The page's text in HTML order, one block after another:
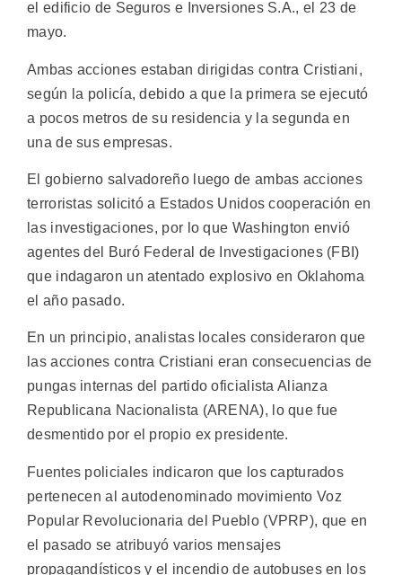
el edificio de Seguros e Inversiones S.A., el 23 de
mayo.
Ambas acciones estaban dirigidas contra Cristiani,
según la policía, debido a que la primera se ejecutó
a pocos metros de su residencia y la segunda en
una de sus empresas.
El gobierno salvadoreño luego de ambas acciones
terroristas solicitó a Estados Unidos cooperación en
las investigaciones, por lo que Washington envió
agentes del Buró Federal de Investigaciones (FBI)
que indagaron un atentado explosivo en Oklahoma
el año pasado.
En un principio, analistas locales consideraron que
las acciones contra Cristiani eran consecuencias de
pungas internas del partido oficialista Alianza
Republicana Nacionalista (ARENA), lo que fue
desmentido por el propio ex presidente.
Fuentes policiales indicaron que los capturados
pertenecen al autodenominado movimiento Voz
Popular Revolucionaria del Pueblo (VPRP), que en
el pasado se atribuyó varios mensajes
propagandísticos y el incendio de autobuses en los